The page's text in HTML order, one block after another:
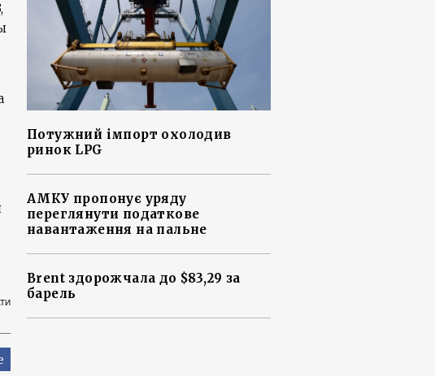
Потужний імпорт охолодив
ринок LPG
АМКУ пропонує уряду
переглянути податкове
навантаження на пальне
Brent здорожчала до $83,29 за
барель